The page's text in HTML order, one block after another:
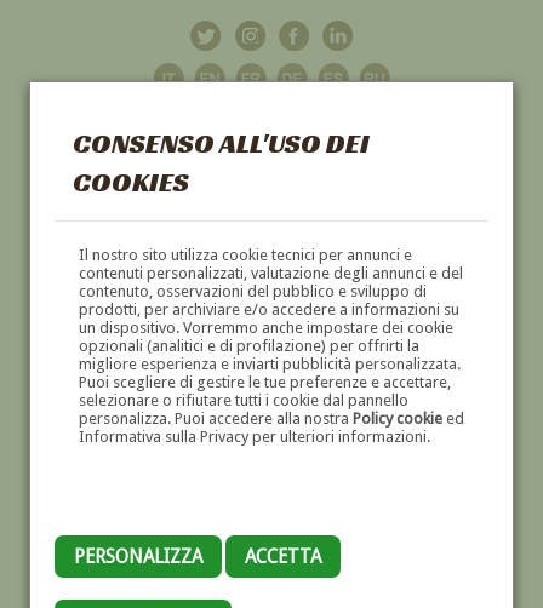
CONSENSO ALL'USO DEI
COOKIES
Il nostro sito utilizza cookie tecnici per annunci e
contenuti personalizzati, valutazione degli annunci e del
contenuto, osservazioni del pubblico e sviluppo di
prodotti, per archiviare e/o accedere a informazioni su
un dispositivo. Vorremmo anche impostare dei cookie
opzionali (analitici e di profilazione) per offrirti la
migliore esperienza e inviarti pubblicità personalizzata.
Puoi scegliere di gestire le tue preferenze e accettare,
selezionare o rifiutare tutti i cookie dal pannello
personalizza. Puoi accedere alla nostra Policy cookieed
Informativa sulla Privacy per ulteriori informazioni.
PERSONALIZZA ACCETTA
GALLERIAD'ARTE
DIPINTI E SCULTURE '800 E '900